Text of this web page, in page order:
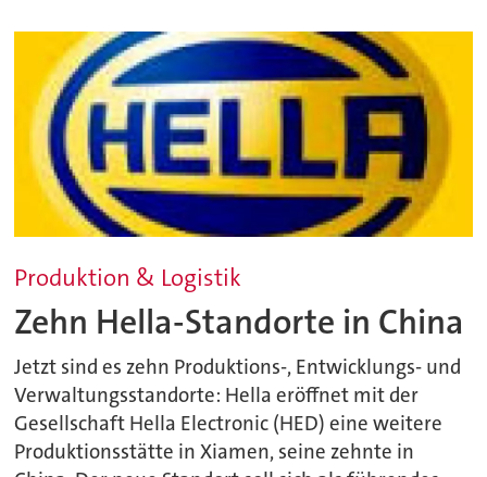
Produktion & Logistik
Zehn Hella-Standorte in China
Jetzt sind es zehn Produktions-, Entwicklungs- und
Verwaltungsstandorte: Hella eröffnet mit der
Gesellschaft Hella Electronic (HED) eine weitere
Produktionsstätte in Xiamen, seine zehnte in